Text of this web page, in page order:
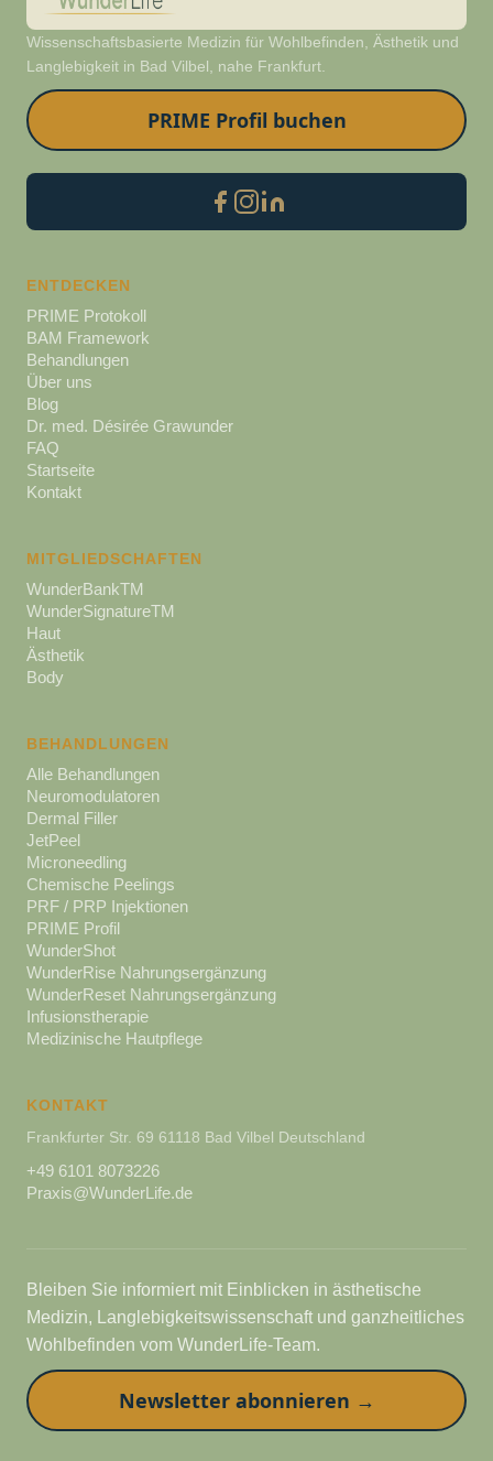
Wissenschaftsbasierte Medizin für Wohlbefinden, Ästhetik und
Langlebigkeit in Bad Vilbel, nahe Frankfurt.
PRIME Profil buchen
ENTDECKEN
PRIME Protokoll
BAM Framework
Behandlungen
Über uns
Blog
Dr. med. Désirée Grawunder
FAQ
Startseite
Kontakt
KONTAKT
Frankfurter Str. 69 61118 Bad Vilbel Deutschland
+49 6101 8073226
Praxis@WunderLife.de
MITGLIEDSCHAFTEN
WunderBankTM
WunderSignatureTM
Haut
Ästhetik
Body
BEHANDLUNGEN
Alle Behandlungen
Neuromodulatoren
Dermal Filler
JetPeel
Microneedling
Chemische Peelings
PRF / PRP Injektionen
PRIME Profil
WunderShot
WunderRise Nahrungsergänzung
WunderReset Nahrungsergänzung
Infusionstherapie
Medizinische Hautpflege
Bleiben Sie informiert mit Einblicken in ästhetische
Medizin, Langlebigkeitswissenschaft und ganzheitliches
Wohlbefinden vom WunderLife-Team.
Newsletter abonnieren →